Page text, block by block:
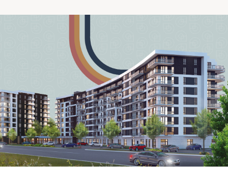
Comprendre les coûts
Les 6 étapes de décision
Votre arrivée en résidence
Témoignages
Ce qui est inclus
Votre appartement
Aires communes
Activités
Commerces intégrés